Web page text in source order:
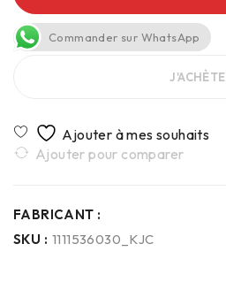
Commander sur WhatsApp
J'ACHÈTE
Ajouter pour comparer
FABRICANT :
SKU : 1111536030_KJC